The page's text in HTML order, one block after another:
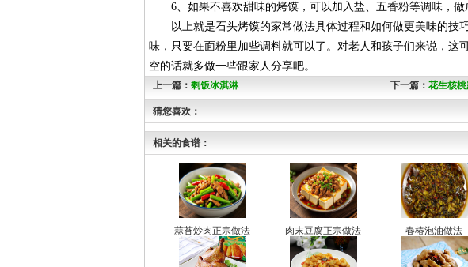
6、如果不喜欢甜味的烤馍，可以加入盐、五香粉等调味，做
以上就是石头烤馍的家常做法具体过程和如何做更美味的技
味，只要在面粉里加些调料就可以了。对老人和孩子们来说，这
空的话就多做一些跟家人分享吧。
上一篇： 剩饭冰淇淋 下一篇： 花生核
猜您喜欢：
相关的食谱：
蒜苔炒肉正宗做法 肉末豆腐正宗做法 春椿泡油做法